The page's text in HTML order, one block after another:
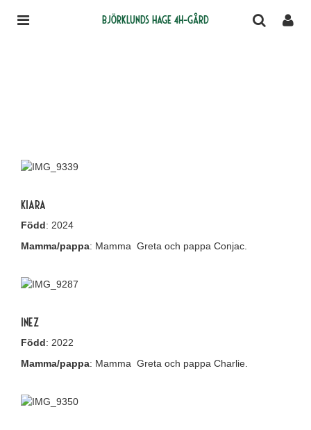
Björklunds Hage 4H-gård
Kiara
Född: 2024
Mamma/pappa: Mamma Greta och pappa Conjac.
Inez
Född: 2022
Mamma/pappa: Mamma Greta och pappa Charlie.